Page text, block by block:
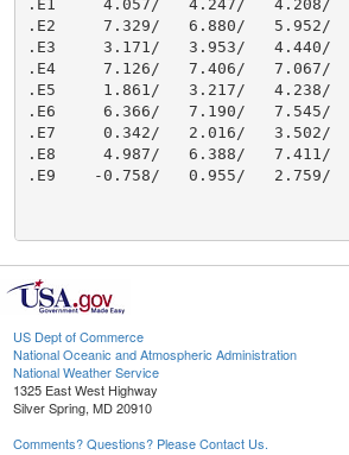
US Dept of Commerce
National Oceanic and Atmospheric Administration
National Weather Service
1325 East West Highway
Silver Spring, MD 20910
Comments? Questions? Please Contact Us.